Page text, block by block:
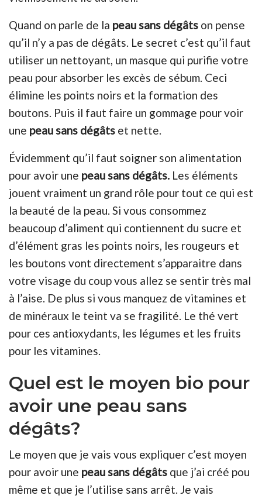
Quand on parle de la peau sans dégâts on pense
qu’il n’y a pas de dégâts. Le secret c’est qu’il faut
utiliser un nettoyant, un masque qui purifie votre
peau pour absorber les excès de sébum. Ceci
élimine les points noirs et la formation des
boutons. Puis il faut faire un gommage pour voir
une peau sans dégâts et nette.
Évidemment qu’il faut soigner son alimentation
pour avoir une peau sans dégâts. Les éléments
jouent vraiment un grand rôle pour tout ce qui est
la beauté de la peau. Si vous consommez
beaucoup d’aliment qui contiennent du sucre et
d’élément gras les points noirs, les rougeurs et
les boutons vont directement s’apparaitre dans
votre visage du coup vous allez se sentir très mal
à l’aise. De plus si vous manquez de vitamines et
de minéraux le teint va se fragilité. Le thé vert
pour ces antioxydants, les légumes et les fruits
pour les vitamines.
Quel est le moyen bio pour
avoir une peau sans
dégâts?
Le moyen que je vais vous expliquer c’est moyen
pour avoir une peau sans dégâts que j’ai créé pou
même et que je l’utilise sans arrêt. Je vais